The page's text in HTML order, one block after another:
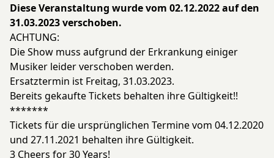
Diese Veranstaltung wurde vom 02.12.2022 auf den
31.03.2023 verschoben.
ACHTUNG:
Die Show muss aufgrund der Erkrankung einiger
Musiker leider verschoben werden.
Ersatztermin ist Freitag, 31.03.2023.
Bereits gekaufte Tickets behalten ihre Gültigkeit!!
*******
Tickets für die ursprünglichen Termine vom 04.12.2020
und 27.11.2021 behalten ihre Gültigkeit.
3 Cheers for 30 Years!